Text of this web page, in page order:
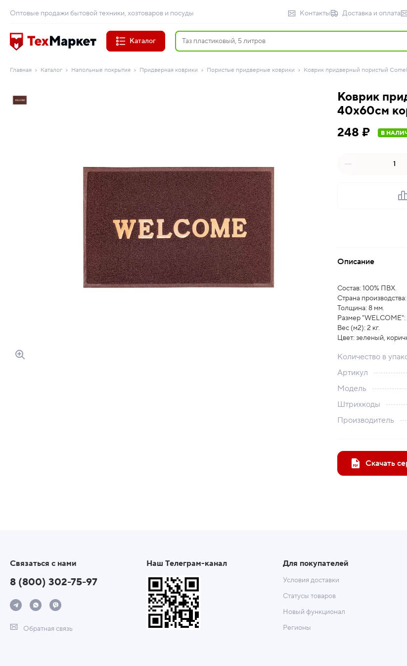
Оптовые продажи бытовой техники, хозтоваров и посуды Контакты Доставка и оплата
Каталог
Главная Каталог Напольные покрытия Придверная коврики Пористые придверные коврики Коврик придверный пористый
Коврик
40х60см
248 ₽
В
Описание
Состав: 100% ПВХ.
Страна
Толщина: 8 мм.
Размер
Вес (м2): 2 кг.
Цвет: зеленый,
Количество в
Артикул
Модель
Штрихкоды
Производитель
Скачать
Связаться с нами
8 (800) 302-75-97
Обратная связь
Наш Телеграм-канал Для покупателей
Условия доставки
Статусы товаров
Новый функционал
Регионы